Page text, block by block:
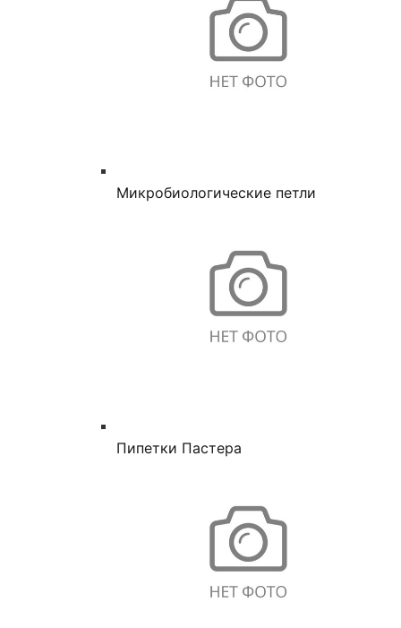
Микробиологические петли
Пипетки Пастера